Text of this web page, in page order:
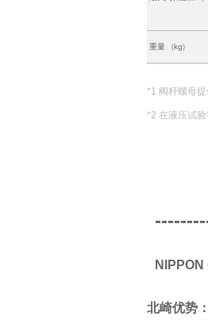
重量 （kg）
*1 阀杆螺母
*2 在液压试
北崎优势